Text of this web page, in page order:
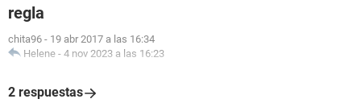
regla
chita96 - 19 abr 2017 a las 16:34
Helene - 4 nov 2023 a las 16:23
2 respuestas